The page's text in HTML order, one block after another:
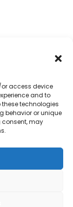
or access device
and to
technologies
behavior or unique
consent, may
2026